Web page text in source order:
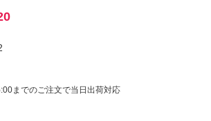
までのご注文で当日出荷対応